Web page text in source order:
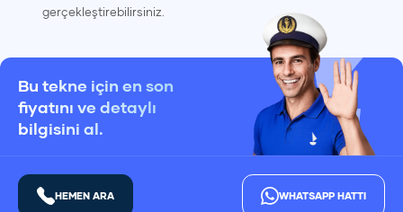
gerçekleştirebilirsiniz.
Bu tekne için en son
fiyatını ve detaylı
bilgisini al.
HEMEN ARA WHATSAPP HATTI